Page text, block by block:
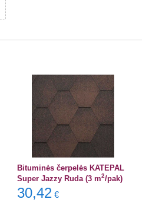
Bituminės čerpelės KATEPAL
Super Jazzy Ruda (3 m2/pak)
30,42 €